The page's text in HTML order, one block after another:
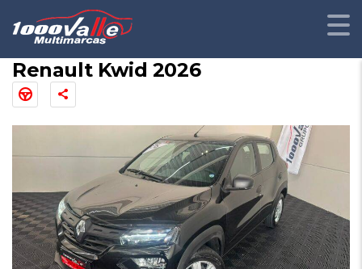
Renault Kwid 2026